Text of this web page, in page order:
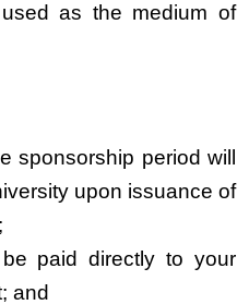
as the medium of
sponsorship period will
upon issuance of
paid directly to your
and